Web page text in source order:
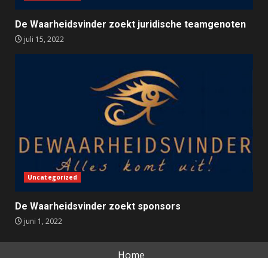
De Waarheidsvinder zoekt juridische teamgenoten
juli 15, 2022
Uncategorized
De Waarheidsvinder zoekt sponsors
juni 1, 2022
Home